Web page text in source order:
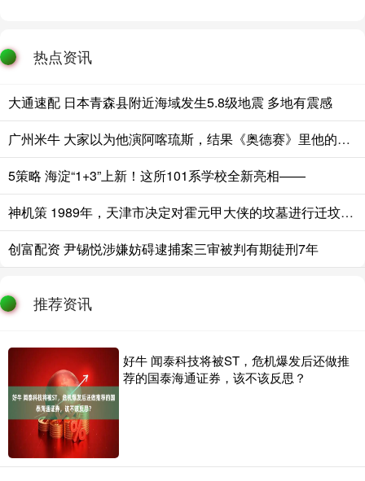
热点资讯
大通速配 日本青森县附近海域发生5.8级地震 多地有震感
广州米牛 大家以为他演阿喀琉斯，结果《奥德赛》里他的角色才是真正关键
5策略 海淀“1+3”上新！这所101系学校全新亮相——
神机策 1989年，天津市决定对霍元甲大侠的坟墓进行迁坟，不料在水泥地下挖出
创富配资 尹锡悦涉嫌妨碍逮捕案三审被判有期徒刑7年
推荐资讯
好牛 闻泰科技将被ST，危机爆发后还做推
荐的国泰海通证券，该不该反思？